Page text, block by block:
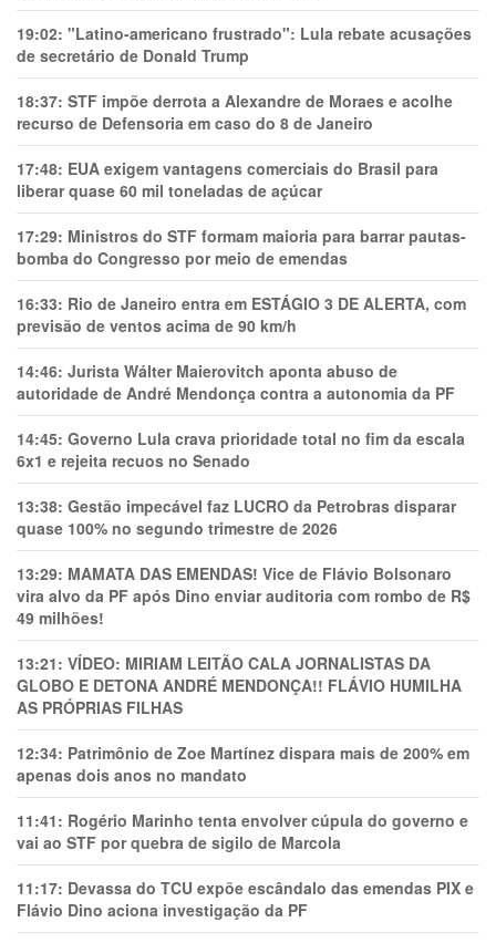
19:02: "Latino-americano frustrado": Lula rebate acusações
de secretário de Donald Trump
18:37: STF impõe derrota a Alexandre de Moraes e acolhe
recurso de Defensoria em caso do 8 de Janeiro
17:48: EUA exigem vantagens comerciais do Brasil para
liberar quase 60 mil toneladas de açúcar
17:29: Ministros do STF formam maioria para barrar pautas-
bomba do Congresso por meio de emendas
16:33: Rio de Janeiro entra em ESTÁGIO 3 DE ALERTA, com
previsão de ventos acima de 90 km/h
14:46: Jurista Wálter Maierovitch aponta abuso de
autoridade de André Mendonça contra a autonomia da PF
14:45: Governo Lula crava prioridade total no fim da escala
6x1 e rejeita recuos no Senado
13:38: Gestão impecável faz LUCRO da Petrobras disparar
quase 100% no segundo trimestre de 2026
13:29: MAMATA DAS EMENDAS! Vice de Flávio Bolsonaro
vira alvo da PF após Dino enviar auditoria com rombo de R$
49 milhões!
13:21: VÍDEO: MIRIAM LEITÃO CALA JORNALISTAS DA
GLOBO E DETONA ANDRÉ MENDONÇA!! FLÁVIO HUMILHA
AS PRÓPRIAS FILHAS
12:34: Patrimônio de Zoe Martínez dispara mais de 200% em
apenas dois anos no mandato
11:41: Rogério Marinho tenta envolver cúpula do governo e
vai ao STF por quebra de sigilo de Marcola
11:17: Devassa do TCU expõe escândalo das emendas PIX e
Flávio Dino aciona investigação da PF